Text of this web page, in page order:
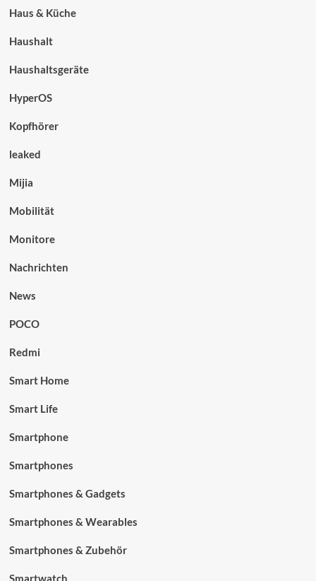
Haus & Küche
Haushalt
Haushaltsgeräte
HyperOS
Kopfhörer
leaked
Mijia
Mobilität
Monitore
Nachrichten
News
POCO
Redmi
Smart Home
Smart Life
Smartphone
Smartphones
Smartphones & Gadgets
Smartphones & Wearables
Smartphones & Zubehör
Smartwatch